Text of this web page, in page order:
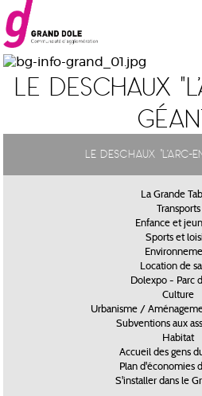
Le Deschaux
Le Deschaux "L'arc-
La Grande
Transports
Enfance et
Sports et
Location de
Dolexpo - Parc
Culture
Urbanisme /
Subventions aux
Habitat
Accueil des gens
Plan d'économies
S'installer dans le